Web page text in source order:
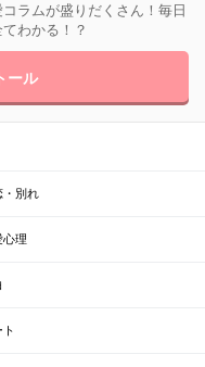
ラムが盛りだくさん！毎日
わかる！？
ール
・別れ
心理
ト